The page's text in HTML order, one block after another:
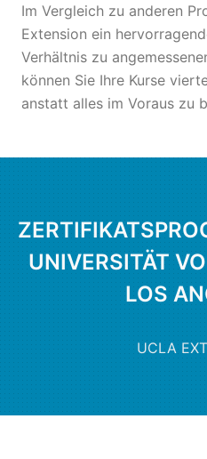
Im Vergleich zu anderen
Extension ein
Verhältnis zu
können Sie Ihre Kurse
anstatt alles im Voraus zu
UNIVERSITÄT
LOS
UCLA